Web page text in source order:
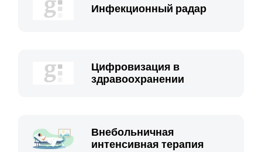
Инфекционный радар
Цифровизация в
здравоохранении
Внебольничная
интенсивная терапия